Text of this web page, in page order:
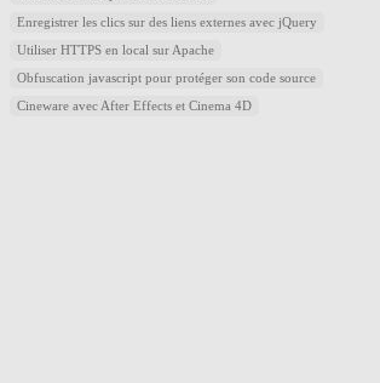
Enregistrer les clics sur des liens externes avec jQuery
Utiliser HTTPS en local sur Apache
Obfuscation javascript pour protéger son code source
Cineware avec After Effects et Cinema 4D